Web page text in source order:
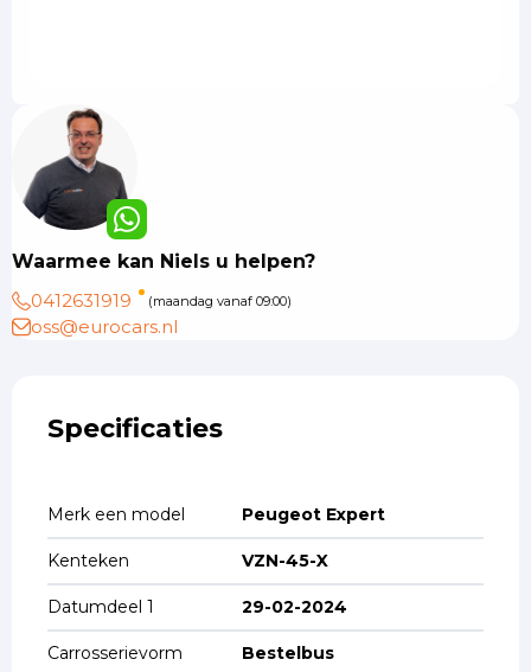
Waarmee kan Niels u helpen?
0412631919
(maandag vanaf 09:00)
oss@eurocars.nl
Specificaties
Merk een model Peugeot Expert
Kenteken VZN-45-X
Datumdeel 1 29-02-2024
Carrosserievorm Bestelbus